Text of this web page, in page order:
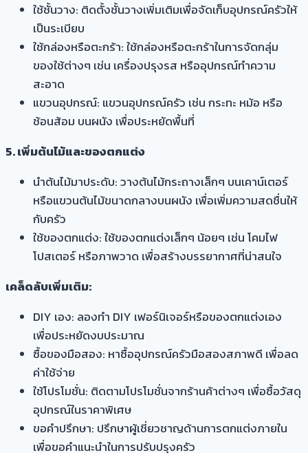
ใช้ชั้นวาง: ติดตั้งชั้นวางเพิ่มเติมเพื่อจัดเก็บอุปกรณ์ครัวให้
เป็นระเบียบ
ใช้กล่องหรือตะกร้า: ใช้กล่องหรือตะกร้าในการจัดกลุ่ม
ของใช้ต่างๆ เช่น เครื่องปรุงรส หรืออุปกรณ์ทำความ
สะอาด
แขวนอุปกรณ์: แขวนอุปกรณ์ครัว เช่น กระทะ หม้อ หรือ
ช้อนส้อม บนผนัง เพื่อประหยัดพื้นที่
5. เพิ่มต้นไม้และของตกแต่ง
นำต้นไม้มาประดับ: วางต้นไม้กระถางเล็กๆ บนเคาน์เตอร์
หรือแขวนต้นไม้ขนาดกลางบนผนัง เพื่อเพิ่มความสดชื่นให้
กับครัว
ใช้ของตกแต่ง: ใช้ของตกแต่งเล็กๆ น้อยๆ เช่น โคมไฟ
โปสเตอร์ หรือภาพวาด เพื่อสร้างบรรยากาศที่น่าสนใจ
เคล็ดลับเพิ่มเติม:
DIY เอง: ลองทำ DIY เฟอร์นิเจอร์หรือของตกแต่งเอง
เพื่อประหยัดงบประมาณ
ซื้อของมือสอง: หาซื้ออุปกรณ์ครัวมือสองสภาพดี เพื่อลด
ค่าใช้จ่าย
ใช้โปรโมชั่น: ติดตามโปรโมชั่นจากร้านค้าต่างๆ เพื่อซื้อวัสดุ
อุปกรณ์ในราคาพิเศษ
ขอคำปรึกษา: ปรึกษาผู้เชี่ยวชาญด้านการตกแต่งภายใน
เพื่อขอคำแนะนำในการปรับปรุงครัว